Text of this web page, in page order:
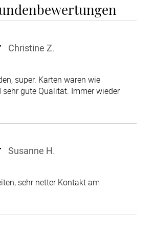
Christine Z.
super. Karten waren wie
gute Qualität. Immer wieder
Susanne H.
sehr netter Kontakt am